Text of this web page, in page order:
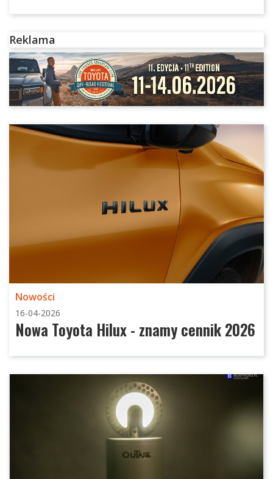
Reklama
Nowości
16-04-2026
Nowa Toyota Hilux - znamy cennik 2026